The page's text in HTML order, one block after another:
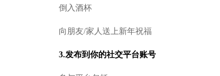
倒入酒杯
向朋友/家人送上新年祝福
3.发布到你的社交平台账号